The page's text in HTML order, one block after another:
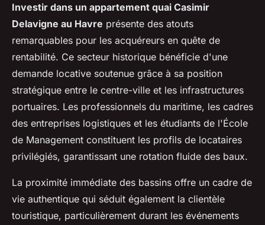
Investir dans un appartement quai Casimir
Delavigne au Havre présente des atouts
remarquables pour les acquéreurs en quête de
rentabilité. Ce secteur historique bénéficie d'une
demande locative soutenue grâce à sa position
stratégique entre le centre-ville et les infrastructures
portuaires. Les professionnels du maritime, les cadres
des entreprises logistiques et les étudiants de l'École
de Management constituent les profils de locataires
privilégiés, garantissant une rotation fluide des baux.
La proximité immédiate des bassins offre un cadre de
vie authentique qui séduit également la clientèle
touristique, particulièrement durant les événements